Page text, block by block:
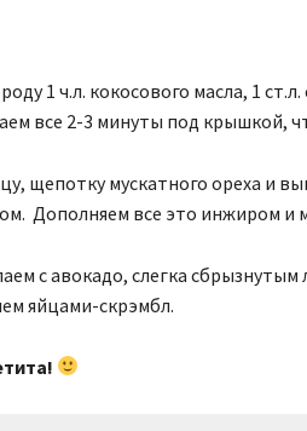
1 ч.л. кокосового масла, 1
все 2-3 минуты под крышкой,
щепотку мускатного ореха и
Дополняем все это инжиром и
с авокадо, слегка
яйцами-скрэмбл.